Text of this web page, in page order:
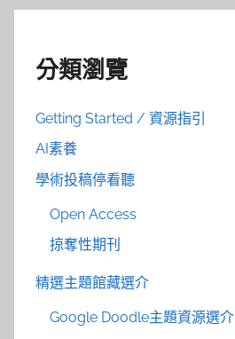
分類瀏覽
Getting Started / 資源指引
AI素養
學術投稿停看聽
Open Access
掠奪性期刊
精選主題館藏選介
Google Doodle主題資源選介